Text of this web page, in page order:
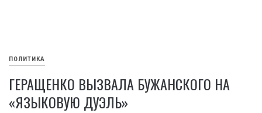
ПОЛИТИКА
ГЕРАЩЕНКО ВЫЗВАЛА БУЖАНСКОГО НА
«ЯЗЫКОВУЮ ДУЭЛЬ»